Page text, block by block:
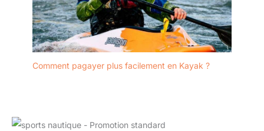
Comment pagayer plus facilement en Kayak ?